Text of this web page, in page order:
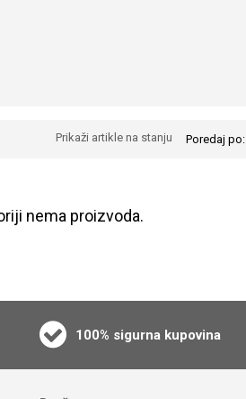
Poredaj po:
Prikaži artikle na stanju
nema proizvoda.
100% sigurna kupovina